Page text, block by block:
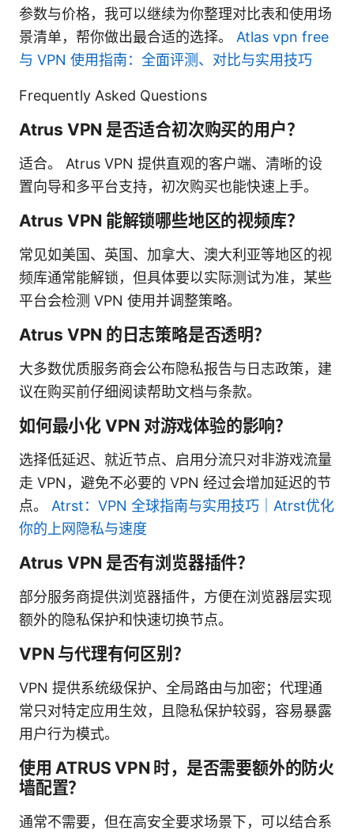
参数与价格，我可以继续为你整理对比表和使用场
景清单，帮你做出最合适的选择。 Atlas vpn free
与 VPN 使用指南：全面评测、对比与实用技巧
Frequently Asked Questions
Atrus VPN 是否适合初次购买的用户？
适合。 Atrus VPN 提供直观的客户端、清晰的设
置向导和多平台支持，初次购买也能快速上手。
Atrus VPN 能解锁哪些地区的视频库？
常见如美国、英国、加拿大、澳大利亚等地区的视
频库通常能解锁，但具体要以实际测试为准，某些
平台会检测 VPN 使用并调整策略。
Atrus VPN 的日志策略是否透明？
大多数优质服务商会公布隐私报告与日志政策，建
议在购买前仔细阅读帮助文档与条款。
如何最小化 VPN 对游戏体验的影响？
选择低延迟、就近节点、启用分流只对非游戏流量
走 VPN，避免不必要的 VPN 经过会增加延迟的节
点。 Atrst：VPN 全球指南与实用技巧｜Atrst优化
你的上网隐私与速度
Atrus VPN 是否有浏览器插件？
部分服务商提供浏览器插件，方便在浏览器层实现
额外的隐私保护和快速切换节点。
VPN 与代理有何区别？
VPN 提供系统级保护、全局路由与加密；代理通
常只对特定应用生效，且隐私保护较弱，容易暴露
用户行为模式。
使用 ATRUS VPN 时，是否需要额外的防火
墙配置？
通常不需要，但在高安全要求场景下，可以结合系